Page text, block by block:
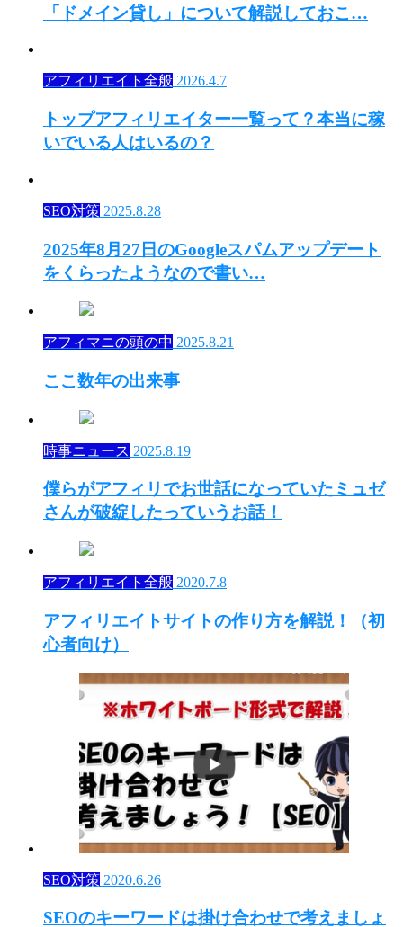
「ドメイン貸し」について解説しておこ…
アフィリエイト全般 2026.4.7
トップアフィリエイター一覧って？本当に稼
いでいる人はいるの？
SEO対策 2025.8.28
2025年8月27日のGoogleスパムアップデート
をくらったようなので書い…
アフィマニの頭の中 2025.8.21
ここ数年の出来事
時事ニュース 2025.8.19
僕らがアフィリでお世話になっていたミュゼ
さんが破綻したっていうお話！
アフィリエイト全般 2020.7.8
アフィリエイトサイトの作り方を解説！（初
心者向け）
SEO対策 2020.6.26
SEOのキーワードは掛け合わせで考えましょ